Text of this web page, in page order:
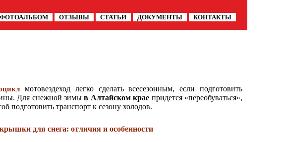
ФОТОАЛЬБОМ ОТЗЫВЫ СТАТЬИ ДОКУМЕНТЫ КОНТАКТЫ
мотовездеход легко сделать всесезонным, если подготовить
Для снежной зимыв Алтайском крае придется «переобуваться»,
подготовить транспорт к сезону холодов.
для снега: отличия и особенности